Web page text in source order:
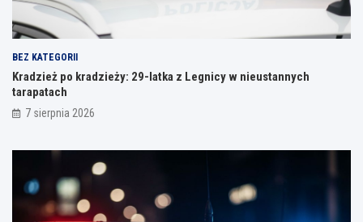
BEZ KATEGORII
Kradzież po kradzieży: 29-latka z Legnicy w nieustannych
tarapatach
7 sierpnia 2026